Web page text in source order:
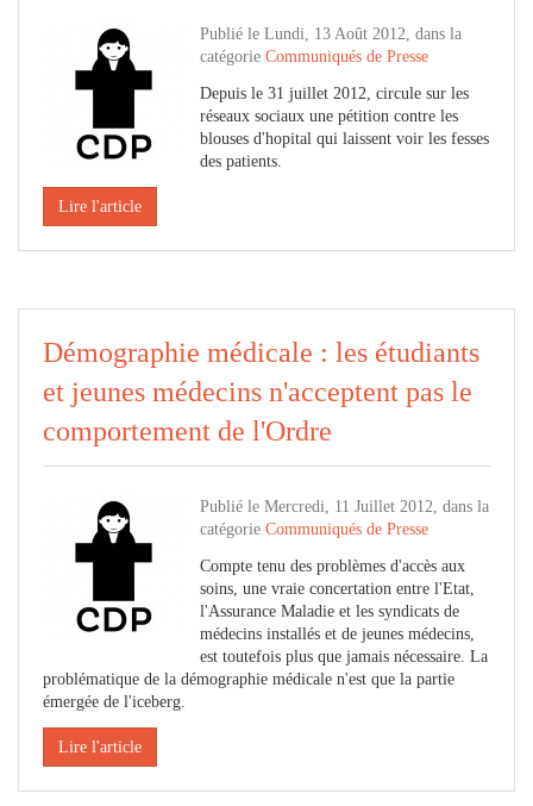
Publié le Lundi, 13 Août 2012, dans la
catégorie Communiqués de Presse
Depuis le 31 juillet 2012, circule sur les
réseaux sociaux une pétition contre les
blouses d'hopital qui laissent voir les fesses
des patients.
Lire l'article
Démographie médicale : les étudiants
et jeunes médecins n'acceptent pas le
comportement de l'Ordre
Publié le Mercredi, 11 Juillet 2012, dans la
catégorie Communiqués de Presse
Compte tenu des problèmes d'accès aux
soins, une vraie concertation entre l'Etat,
l'Assurance Maladie et les syndicats de
médecins installés et de jeunes médecins,
est toutefois plus que jamais nécessaire. La
problématique de la démographie médicale n'est que la partie
émergée de l'iceberg.
Lire l'article